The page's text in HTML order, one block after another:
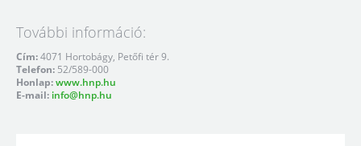
További információ:
Cím:4071 Hortobágy, Petőfi tér 9.
Telefon: 52/589-000
Honlap:www.hnp.hu
E-mail: info@hnp.hu